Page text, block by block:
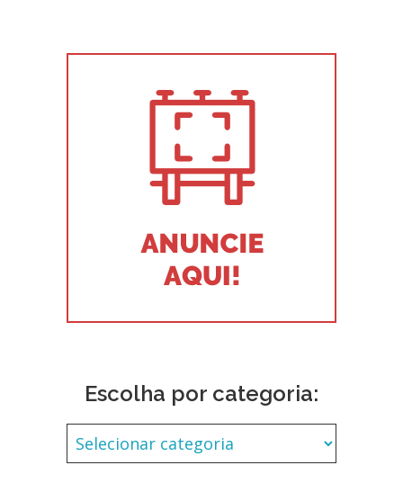
Escolha por categoria: